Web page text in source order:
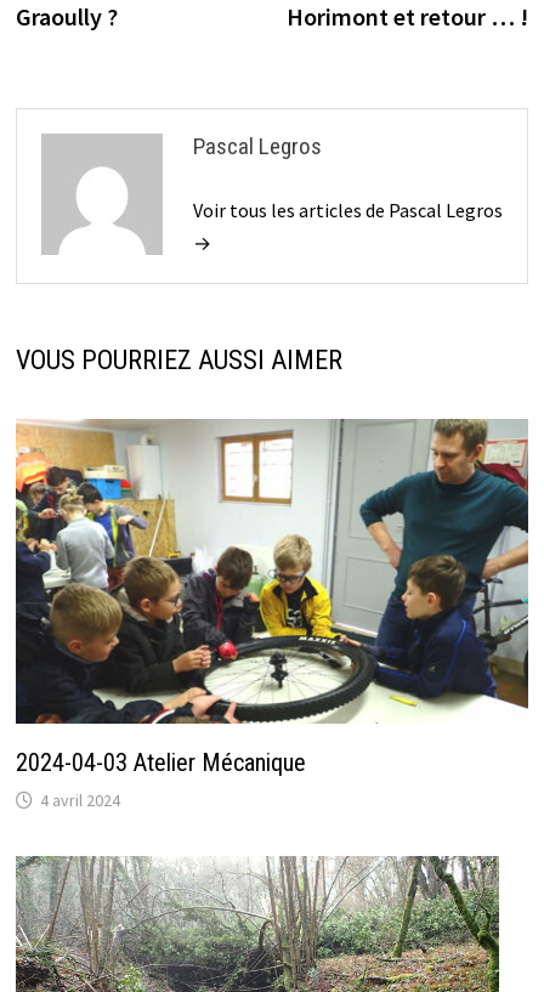
l’article
Graoully ?
Horimont et retour … !
Pascal Legros
Voir tous les articles de Pascal Legros
→
VOUS POURRIEZ AUSSI AIMER
2024-04-03 Atelier Mécanique
4 avril 2024